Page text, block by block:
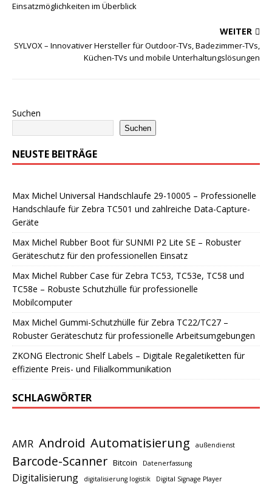
Einsatzmöglichkeiten im Überblick
WEITER
SYLVOX – Innovativer Hersteller für Outdoor-TVs, Badezimmer-TVs,
Küchen-TVs und mobile Unterhaltungslösungen
Suchen
Suchen
NEUSTE BEITRÄGE
Max Michel Universal Handschlaufe 29-10005 – Professionelle
Handschlaufe für Zebra TC501 und zahlreiche Data-Capture-
Geräte
Max Michel Rubber Boot für SUNMI P2 Lite SE – Robuster
Geräteschutz für den professionellen Einsatz
Max Michel Rubber Case für Zebra TC53, TC53e, TC58 und
TC58e – Robuste Schutzhülle für professionelle
Mobilcomputer
Max Michel Gummi-Schutzhülle für Zebra TC22/TC27 –
Robuster Geräteschutz für professionelle Arbeitsumgebungen
ZKONG Electronic Shelf Labels – Digitale Regaletiketten für
effiziente Preis- und Filialkommunikation
SCHLAGWÖRTER
AMR Android Automatisierung außendienst
Barcode-Scanner Bitcoin Datenerfassung
Digitalisierung digitalisierung logistik Digital Signage Player